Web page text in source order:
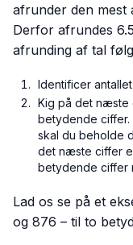
afrunder den mest
Derfor afrundes
afrunding af tal
Identificer
Kig på det næste
betydende
skal du beholde
det næste ciffer
betydende ciffer
Lad os se på et
og 876 – til to